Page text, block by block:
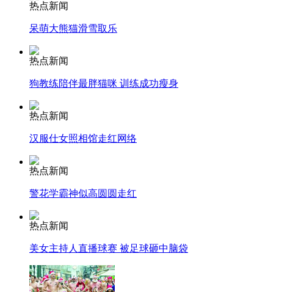
走！跟着总书记去植树
纽约上演“枕头大战”
热点新闻
呆萌大熊猫滑雪取乐
热点新闻
狗教练陪伴最胖猫咪 训练成功瘦身
热点新闻
汉服仕女照相馆走红网络
热点新闻
警花学霸神似高圆圆走红
热点新闻
美女主持人直播球赛 被足球砸中脑袋